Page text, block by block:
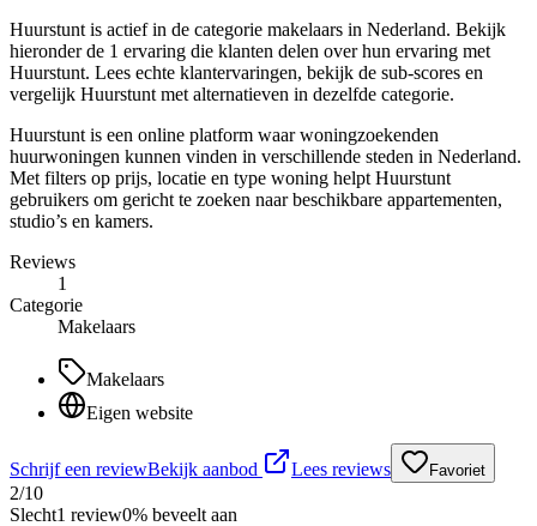
Huurstunt is actief in de categorie makelaars in Nederland. Bekijk
hieronder de 1 ervaring die klanten delen over hun ervaring met
Huurstunt. Lees echte klantervaringen, bekijk de sub-scores en
vergelijk Huurstunt met alternatieven in dezelfde categorie.
Huurstunt is een online platform waar woningzoekenden
huurwoningen kunnen vinden in verschillende steden in Nederland.
Met filters op prijs, locatie en type woning helpt Huurstunt
gebruikers om gericht te zoeken naar beschikbare appartementen,
studio’s en kamers.
Reviews
1
Categorie
Makelaars
Makelaars
Eigen website
Schrijf een reviewBekijk aanbod Lees reviews Favoriet
2/10
Slecht1 review0% beveelt aan